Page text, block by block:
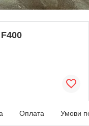
Оплата Умови